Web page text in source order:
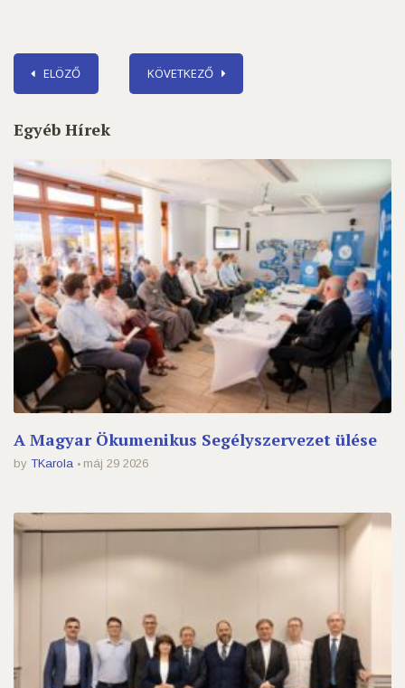
ELÖZŐ KÖVETKEZŐ
Egyéb Hírek
A Magyar Ökumenikus Segélyszervezet ülése
by TKarola máj 29 2026